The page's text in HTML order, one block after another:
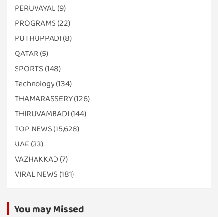
PERUVAYAL (9)
PROGRAMS (22)
PUTHUPPADI (8)
QATAR (5)
SPORTS (148)
Technology(134)
THAMARASSERY(126)
THIRUVAMBADI (144)
TOP NEWS (15,628)
UAE (33)
VAZHAKKAD(7)
VIRAL NEWS (181)
You may Missed